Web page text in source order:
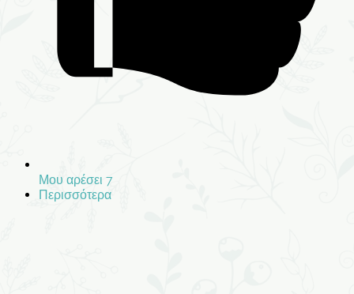
Μου αρέσει 7
Περισσότερα